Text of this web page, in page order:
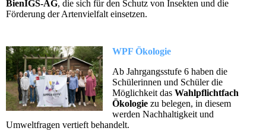
BienIGS-AG, die sich für den Schutz von Insekten und die
Förderung der Artenvielfalt einsetzen.
WPF Ökologie
Ab Jahrgangsstufe 6 haben die
Schülerinnen und Schüler die
Möglichkeit dasWahlpflichtfach
Ökologiezu belegen, in diesem
werden Nachhaltigkeit und
Umweltfragen vertieft behandelt.